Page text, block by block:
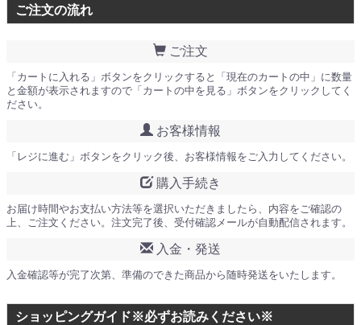
ご注文の流れ
ご注文
「カートに入れる」ボタンをクリックすると「現在のカートの中」に数量
と金額が表示されますので「カートの中を見る」ボタンをクリックしてく
ださい。
お客様情報
「レジに進む」ボタンをクリック後、お客様情報をご入力してください。
購入手続き
お届け時間やお支払い方法等を選択いただきましたら、内容をご確認の
上、ご注文ください。注文完了後、受付確認メールが自動配信されます。
入金・発送
入金確認等が完了次第、準備のできた商品から随時発送をいたします。
ショッピングガイド※必ずお読みください※